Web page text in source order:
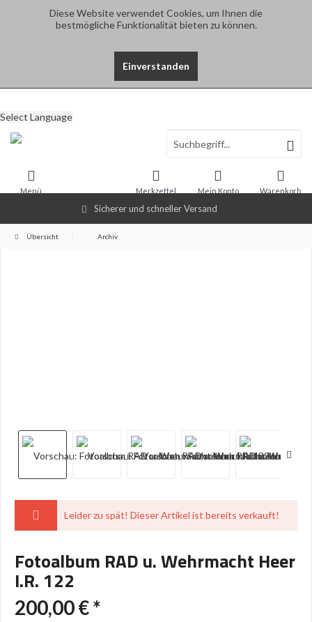
Diese Website verwendet Cookies, um Ihnen die
bestmögliche Funktionalität bieten zu können.
Einverstanden
Sicherer und schneller Versand
Select Language
Warenkorb
Merkzettel Mein Konto
Menü
Übersicht Archiv
Leider zu spät! Dieser Artikel ist bereits verkauft!
Fotoalbum RAD u. Wehrmacht Heer
I.R. 122
200,00 € *